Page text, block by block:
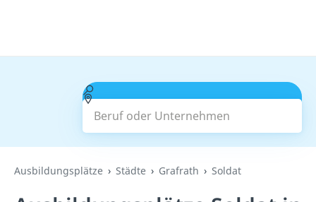
Beruf oder Unternehmen
Suchen
Ausbildungsplätze Städte Grafrath Soldat